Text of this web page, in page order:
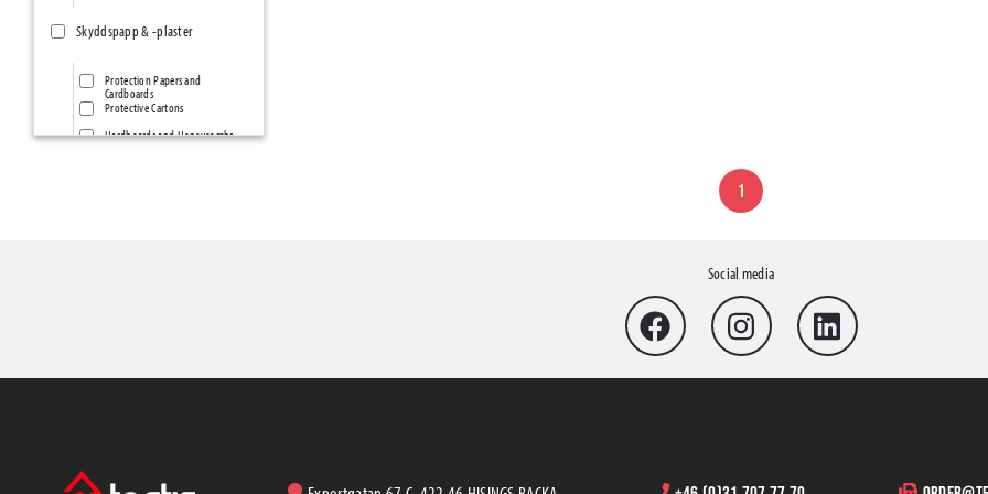
Skyddspapp & -plaster
Protection Papers and
Cardboards
Protective Cartons
Hardboards and Honeycombs
Geotextilier
Construction Foundation
1
Social media